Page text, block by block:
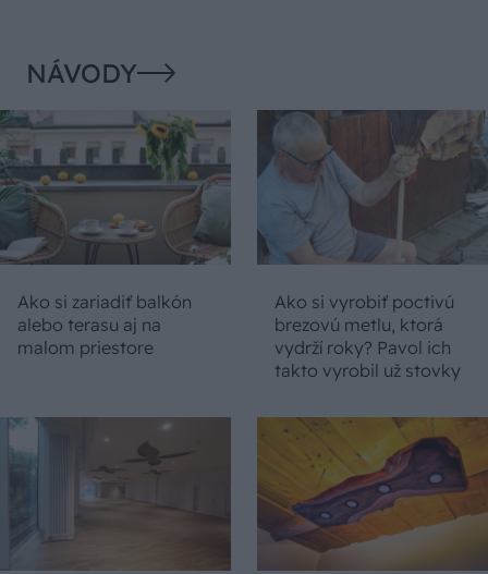
NÁVODY
Ako si zariadiť balkón
alebo terasu aj na
malom priestore
Ako si vyrobiť poctivú
brezovú metlu, ktorá
vydrží roky? Pavol ich
takto vyrobil už stovky